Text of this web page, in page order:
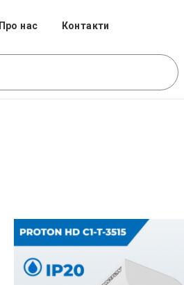
Про нас Контакти